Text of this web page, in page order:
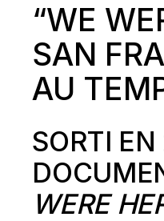
“WE
SAN
AU
SORTI EN
WERE